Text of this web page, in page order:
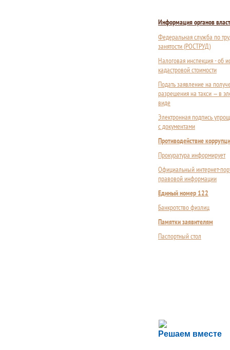
Информация органов
Федеральная служба по
занятости (РОСТРУД)
Налоговая инспекция - об
кадастровой стоимости
Подать заявление на
разрешения на такси — в
виде
Электронная подпись
с документами
Противодействие
Прокуратура информирует
Официальный интернет-
правовой информации
Единый номер 122
Банкротство физлиц
Памятки заявителям
Паспортный стол
Решаем вместе
Сложности с
Сообщите об этом